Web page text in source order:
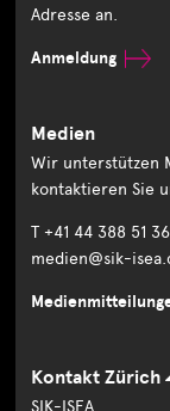
Adresse an.
Anmeldung
Medien
Wir unterstützen
kontaktieren Sie
T +41 44 388 51 36
medien@sik-
Kontakt Zürich